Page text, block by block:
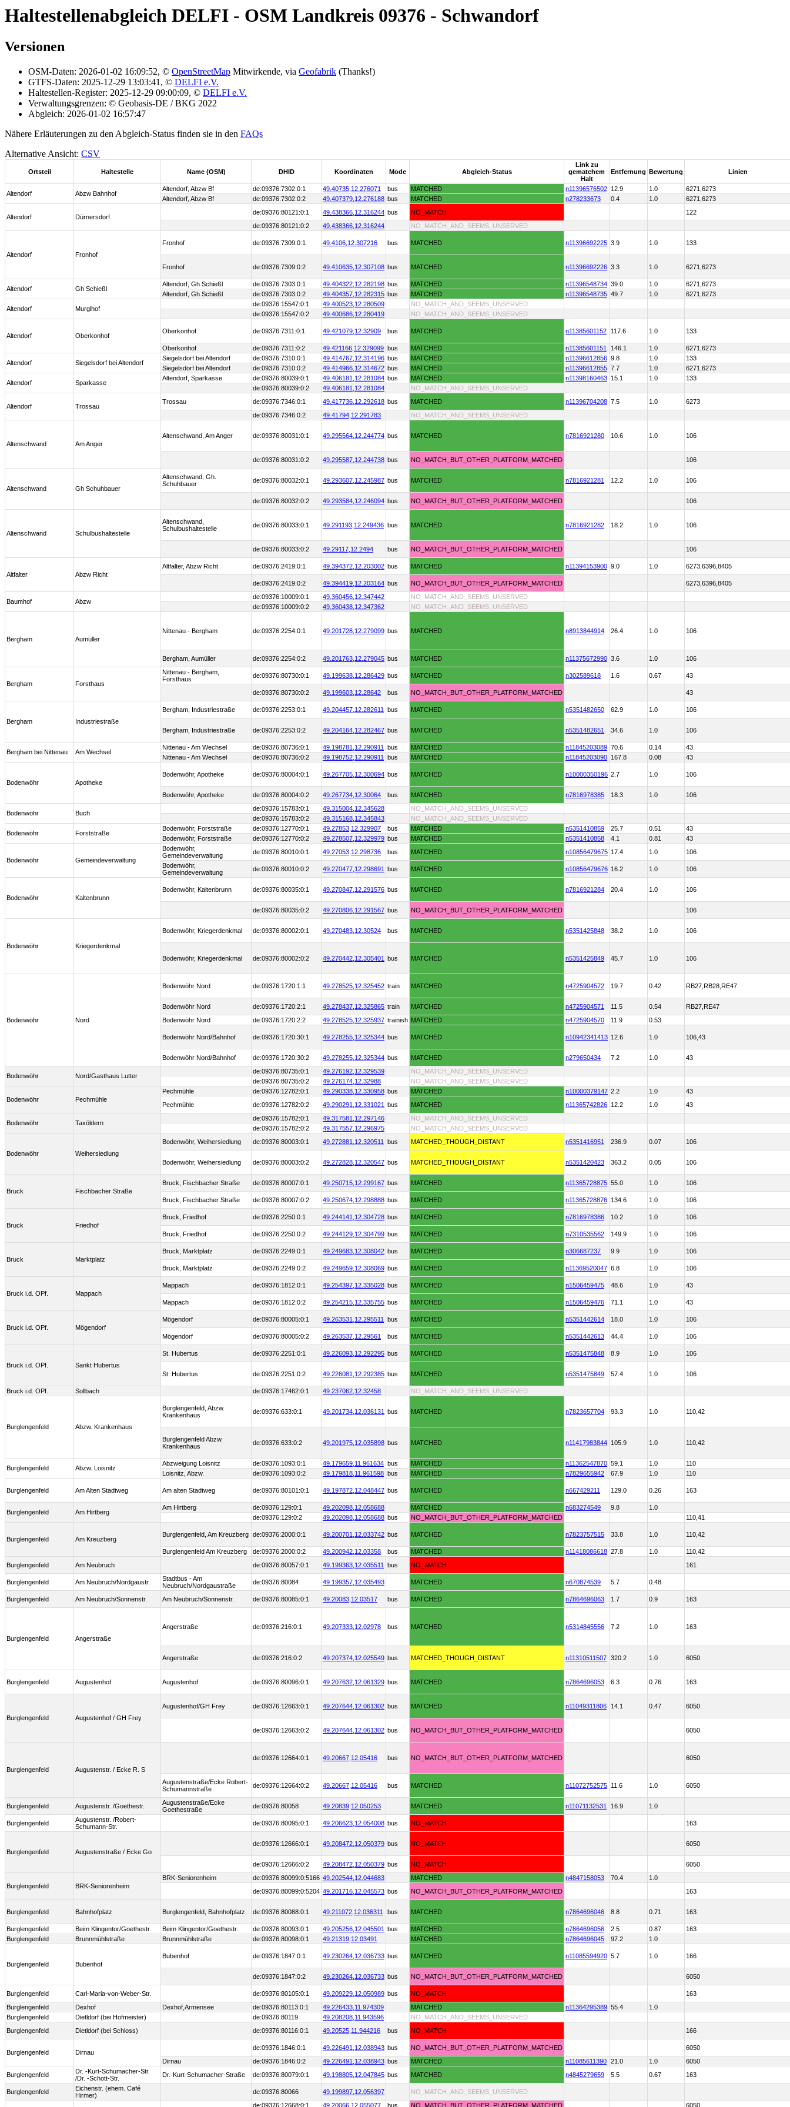
Haltestellenabgleich DELFI - OSM Landkreis 09376 - Schwandorf
Versionen
OSM-Daten: 2026-01-02 16:09:52, © OpenStreetMap Mitwirkende, via Geofabrik (Thanks!)
GTFS-Daten: 2025-12-29 13:03:41, © DELFI e.V.
Haltestellen-Register: 2025-12-29 09:00:09, © DELFI e.V.
Verwaltungsgrenzen: © Geobasis-DE / BKG 2022
Abgleich: 2026-01-02 16:57:47
Nähere Erläuterungen zu den Abgleich-Status finden sie in den FAQs
Alternative Ansicht: CSV
Ortsteil Haltestelle Name (OSM) DHID Koordinaten Mode Abgleich-Status
Link zu
gematchem
Halt
Entfernung Bewertung Linien
Altendorf Abzw Bahnhof
Altendorf, Abzw Bf de:09376:7302:0:1 49.40735, 12.276071 bus MATCHED n11396576502 12.9 1.0
6271,6273
Altendorf, Abzw Bf
de:09376:7302:0:2 49.407379, 12.276188 bus MATCHED n278233673 0.4 1.0 6271,6273
Altendorf Dürnersdorf
de:09376:80121:0:1 49.438366, 12.316244 bus NO_MATCH
122
de:09376:80121:0:2
49.438366, 12.316244 NO_MATCH_AND_SEEMS_UNSERVED
Altendorf Fronhof
Fronhof de:09376:7309:0:1 49.4106, 12.307216 bus MATCHED n11396692225 3.9 1.0 133
Fronhof de:09376:7309:0:2 49.410635, 12.307108 bus MATCHED n11396692226 3.3 1.0 6271,6273
Altendorf Gh Schießl
Altendorf, Gh Schießl de:09376:7303:0:1 49.404322, 12.282198 bus MATCHED n11396548734 39.0 1.0
6271,6273
Altendorf, Gh Schießl
de:09376:7303:0:2 49.404357, 12.282315 bus MATCHED n11396548735 49.7 1.0 6271,6273
Altendorf Murglhof
de:09376:15547:0:1 49.400523, 12.280509
NO_MATCH_AND_SEEMS_UNSERVED
de:09376:15547:0:2
49.400686, 12.280419 NO_MATCH_AND_SEEMS_UNSERVED
Altendorf Oberkonhof
Oberkonhof de:09376:7311:0:1 49.421079, 12.32909 bus MATCHED n11385601152 117.6 1.0 133
Oberkonhof de:09376:7311:0:2 49.421166, 12.329099 bus MATCHED n11385601151 146.1 1.0 6271,6273
Altendorf Siegelsdorf bei Altendorf
Siegelsdorf bei Altendorf de:09376:7310:0:1 49.414767, 12.314196 bus MATCHED n11396612856 9.8 1.0
133
Siegelsdorf bei Altendorf
de:09376:7310:0:2 49.414966, 12.314672 bus MATCHED n11396612855 7.7 1.0 6271,6273
Altendorf Sparkasse
Altendorf, Sparkasse de:09376:80039:0:1 49.406181, 12.281084 bus MATCHED n11398160463 15.1 1.0
133
de:09376:80039:0:2
49.406181, 12.281084 NO_MATCH_AND_SEEMS_UNSERVED
Altendorf Trossau
Trossau de:09376:7346:0:1 49.417736, 12.292618 bus MATCHED n11396704208 7.5 1.0
6273
de:09376:7346:0:2
49.41794, 12.291783 NO_MATCH_AND_SEEMS_UNSERVED
Altenschwand Am Anger
Altenschwand, Am Anger de:09376:80031:0:1 49.295564, 12.244774 bus MATCHED n7816921280 10.6 1.0 106
de:09376:80031:0:2 49.295587, 12.244738 bus NO_MATCH_BUT_OTHER_PLATFORM_MATCHED 106
Altenschwand Gh Schuhbauer
Altenschwand, Gh.
Schuhbauer
de:09376:80032:0:1 49.293607, 12.245987 bus MATCHED n7816921281 12.2 1.0 106
de:09376:80032:0:2 49.293584, 12.246094 bus NO_MATCH_BUT_OTHER_PLATFORM_MATCHED 106
Altenschwand Schulbushaltestelle
Altenschwand,
Schulbushaltestelle
de:09376:80033:0:1 49.291193, 12.249436 bus MATCHED n7816921282 18.2 1.0 106
de:09376:80033:0:2 49.29117, 12.2494 bus NO_MATCH_BUT_OTHER_PLATFORM_MATCHED 106
Altfalter Abzw Richt
Altfalter, Abzw Richt de:09376:2419:0:1 49.394372, 12.203002 bus MATCHED n11394153900 9.0 1.0 6273,6396,8405
de:09376:2419:0:2 49.394419, 12.203164 bus NO_MATCH_BUT_OTHER_PLATFORM_MATCHED 6273,6396,8405
Baumhof Abzw
de:09376:10009:0:1 49.360456, 12.347442
NO_MATCH_AND_SEEMS_UNSERVED
de:09376:10009:0:2
49.360438, 12.347362 NO_MATCH_AND_SEEMS_UNSERVED
Bergham Aumüller
Nittenau - Bergham de:09376:2254:0:1 49.201728, 12.279099 bus MATCHED n8913844914 26.4 1.0 106
Bergham, Aumüller de:09376:2254:0:2 49.201763, 12.279045 bus MATCHED n11375672990 3.6 1.0 106
Bergham Forsthaus
Nittenau - Bergham,
Forsthaus
de:09376:80730:0:1 49.199638, 12.286429 bus MATCHED n302589618 1.6 0.67 43
de:09376:80730:0:2 49.199603, 12.28642 bus NO_MATCH_BUT_OTHER_PLATFORM_MATCHED 43
Bergham Industriestraße
Bergham, Industriestraße de:09376:2253:0:1 49.204457, 12.282611 bus MATCHED n5351482650 62.9 1.0 106
Bergham, Industriestraße de:09376:2253:0:2 49.204164, 12.282467 bus MATCHED n5351482651 34.6 1.0 106
Bergham bei Nittenau Am Wechsel
Nittenau - Am Wechsel de:09376:80736:0:1 49.198781, 12.290911 bus MATCHED n11845203089 70.6 0.14
43
Nittenau - Am Wechsel
de:09376:80736:0:2 49.198752, 12.290911 bus MATCHED n11845203090 167.8 0.08 43
Bodenwöhr Apotheke
Bodenwöhr, Apotheke de:09376:80004:0:1 49.267705, 12.300694 bus MATCHED n10000350196 2.7 1.0 106
Bodenwöhr, Apotheke de:09376:80004:0:2 49.267734, 12.30064 bus MATCHED n7816978385 18.3 1.0 106
Bodenwöhr Buch
de:09376:15783:0:1 49.315004, 12.345628
NO_MATCH_AND_SEEMS_UNSERVED
de:09376:15783:0:2
49.315168, 12.345843 NO_MATCH_AND_SEEMS_UNSERVED
Bodenwöhr Forststraße
Bodenwöhr, Forststraße de:09376:12770:0:1 49.27853, 12.329907 bus MATCHED n5351410859 25.7 0.51
43
Bodenwöhr, Forststraße
de:09376:12770:0:2 49.278507, 12.329979 bus MATCHED n5351410858 4.1 0.81 43
Bodenwöhr Gemeindeverwaltung
Bodenwöhr,
Gemeindeverwaltung
de:09376:80010:0:1 49.27053, 12.298736 bus MATCHED n10856479675 17.4 1.0
106
Bodenwöhr,
Gemeindeverwaltung
de:09376:80010:0:2 49.270477, 12.298691 bus MATCHED n10856479676 16.2 1.0 106
Bodenwöhr Kaltenbrunn
Bodenwöhr, Kaltenbrunn de:09376:80035:0:1 49.270847, 12.291576 bus MATCHED n7816921284 20.4 1.0 106
de:09376:80035:0:2 49.270806, 12.291567 bus NO_MATCH_BUT_OTHER_PLATFORM_MATCHED 106
Bodenwöhr Kriegerdenkmal
Bodenwöhr, Kriegerdenkmal de:09376:80002:0:1 49.270483, 12.30524 bus MATCHED n5351425848 38.2 1.0 106
Bodenwöhr, Kriegerdenkmal de:09376:80002:0:2 49.270442, 12.305401 bus MATCHED n5351425849 45.7 1.0 106
Bodenwöhr Nord
Bodenwöhr Nord de:09376:1720:1:1 49.278525, 12.325452 train MATCHED n4725904572 19.7 0.42 RB27,RB28,RE47
Bodenwöhr Nord de:09376:1720:2:1 49.278437, 12.325865 train MATCHED n4725904571 11.5 0.54
RB27,RE47
Bodenwöhr Nord
de:09376:1720:2:2 49.278525, 12.325937 trainish MATCHED n4725904570 11.9 0.53
Bodenwöhr Nord/Bahnhof de:09376:1720:30:1 49.278255, 12.325344 bus MATCHED n10942341413 12.6 1.0 106,43
Bodenwöhr Nord/Bahnhof de:09376:1720:30:2 49.278255, 12.325344 bus MATCHED n279650434 7.2 1.0 43
Bodenwöhr Nord/Gasthaus Lutter
de:09376:80735:0:1 49.276192, 12.329539
NO_MATCH_AND_SEEMS_UNSERVED
de:09376:80735:0:2
49.276174, 12.32988 NO_MATCH_AND_SEEMS_UNSERVED
Bodenwöhr Pechmühle
Pechmühle de:09376:12782:0:1 49.290338, 12.330958 bus MATCHED n10000379147 2.2 1.0
43
Pechmühle
de:09376:12782:0:2 49.290291, 12.331021 bus MATCHED n11365742826 12.2 1.0 43
Bodenwöhr Taxöldern
de:09376:15782:0:1 49.317581, 12.297146
NO_MATCH_AND_SEEMS_UNSERVED
de:09376:15782:0:2
49.317557, 12.296975 NO_MATCH_AND_SEEMS_UNSERVED
Bodenwöhr Weihersiedlung
Bodenwöhr, Weihersiedlung de:09376:80003:0:1 49.272881, 12.320511 bus MATCHED_THOUGH_DISTANT n5351416951 236.9 0.07 106
Bodenwöhr, Weihersiedlung de:09376:80003:0:2 49.272828, 12.320547 bus MATCHED_THOUGH_DISTANT n5351420423 363.2 0.05 106
Bruck Fischbacher Straße
Bruck, Fischbacher Straße de:09376:80007:0:1 49.250715, 12.299167 bus MATCHED n11365728875 55.0 1.0 106
Bruck, Fischbacher Straße de:09376:80007:0:2 49.250674, 12.298888 bus MATCHED n11365728876 134.6 1.0 106
Bruck Friedhof
Bruck, Friedhof de:09376:2250:0:1 49.244141, 12.304728 bus MATCHED n7816978386 10.2 1.0 106
Bruck, Friedhof de:09376:2250:0:2 49.244129, 12.304799 bus MATCHED n7310535562 149.9 1.0 106
Bruck Marktplatz
Bruck, Marktplatz de:09376:2249:0:1 49.249683, 12.308042 bus MATCHED n306687237 9.9 1.0 106
Bruck, Marktplatz de:09376:2249:0:2 49.249659, 12.308069 bus MATCHED n11369520047 6.8 1.0 106
Bruck i.d. OPf. Mappach
Mappach de:09376:1812:0:1 49.254397, 12.335028 bus MATCHED n1506459475 48.6 1.0 43
Mappach de:09376:1812:0:2 49.254215, 12.335755 bus MATCHED n1506459476 71.1 1.0 43
Bruck i.d. OPf. Mögendorf
Mögendorf de:09376:80005:0:1 49.263531, 12.295511 bus MATCHED n5351442614 18.0 1.0 106
Mögendorf de:09376:80005:0:2 49.263537, 12.29561 bus MATCHED n5351442613 44.4 1.0 106
Bruck i.d. OPf. Sankt Hubertus
St. Hubertus de:09376:2251:0:1 49.226093, 12.292295 bus MATCHED n5351475848 8.9 1.0 106
St. Hubertus de:09376:2251:0:2 49.226081, 12.292385 bus MATCHED n5351475849 57.4 1.0 106
Bruck i.d. OPf. Sollbach de:09376:17462:0:1 49.237062, 12.32458 NO_MATCH_AND_SEEMS_UNSERVED
Burglengenfeld Abzw. Krankenhaus
Burglengenfeld, Abzw.
Krankenhaus
de:09376:633:0:1 49.201734, 12.036131 bus MATCHED n7823657704 93.3 1.0 110,42
Burglengenfeld Abzw.
Krankenhaus
de:09376:633:0:2 49.201975, 12.035898 bus MATCHED n11417983844 105.9 1.0 110,42
Burglengenfeld Abzw. Loisnitz
Abzweigung Loisnitz de:09376:1093:0:1 49.179659, 11.961634 bus MATCHED n11362547870 59.1 1.0
110
Loisnitz, Abzw.
de:09376:1093:0:2 49.179818, 11.961598 bus MATCHED n7829655942 67.9 1.0 110
Burglengenfeld Am Alten Stadtweg Am alten Stadtweg de:09376:80101:0:1 49.197872, 12.048447 bus MATCHED n667429211 129.0 0.26 163
Burglengenfeld Am Hirtberg
Am Hirtberg de:09376:129:0:1 49.202098, 12.058688 MATCHED n683274549 9.8
1.0
de:09376:129:0:2
49.202098, 12.058688 bus NO_MATCH_BUT_OTHER_PLATFORM_MATCHED 110,41
Burglengenfeld Am Kreuzberg
Burglengenfeld, Am Kreuzberg de:09376:2000:0:1 49.200701, 12.033742 bus MATCHED n7823757515 33.8 1.0 110,42
Burglengenfeld Am Kreuzberg de:09376:2000:0:2 49.200942, 12.03358 bus MATCHED n11418086618 27.8 1.0
110,42
Burglengenfeld
Am Neubruch de:09376:80057:0:1 49.199363, 12.035511 bus NO_MATCH 161
Burglengenfeld Am Neubruch/Nordgaustr.
Stadtbus - Am
Neubruch/Nordgaustraße
de:09376:80084 49.199357, 12.035493 MATCHED n670874539 5.7 0.48
Burglengenfeld Am Neubruch/Sonnenstr. Am Neubruch/Sonnenstr. de:09376:80085:0:1 49.20083, 12.03517 bus MATCHED n7864696063 1.7 0.9 163
Burglengenfeld Angerstraße
Angerstraße de:09376:216:0:1 49.207333, 12.02978 bus MATCHED n5314845556 7.2 1.0 163
Angerstraße de:09376:216:0:2 49.207374, 12.025549 bus MATCHED_THOUGH_DISTANT n11310511507 320.2 1.0 6050
Burglengenfeld Augustenhof Augustenhof de:09376:80096:0:1 49.207632, 12.061329 bus MATCHED n7864696053 6.3 0.76 163
Burglengenfeld Augustenhof / GH Frey
Augustenhof/GH Frey de:09376:12663:0:1 49.207644, 12.061302 bus MATCHED n11049311806 14.1 0.47 6050
de:09376:12663:0:2 49.207644, 12.061302 bus NO_MATCH_BUT_OTHER_PLATFORM_MATCHED 6050
Burglengenfeld Augustenstr. / Ecke R. S
de:09376:12664:0:1 49.20667, 12.05416 bus NO_MATCH_BUT_OTHER_PLATFORM_MATCHED 6050
Augustenstraße/Ecke Robert-
Schumannstraße
de:09376:12664:0:2 49.20667, 12.05416 bus MATCHED n11072752575 11.6 1.0 6050
Burglengenfeld Augustenstr. /Goethestr.
Augustenstraße/Ecke
Goethestraße
de:09376:80058 49.20839, 12.050253 MATCHED n11071132531 16.9 1.0
Burglengenfeld
Augustenstr. /Robert-
Schumann-Str.
de:09376:80095:0:1 49.206623, 12.054008 bus NO_MATCH 163
Burglengenfeld Augustenstraße / Ecke Go
de:09376:12666:0:1 49.208472, 12.050379 bus NO_MATCH 6050
de:09376:12666:0:2 49.208472, 12.050379 bus NO_MATCH 6050
Burglengenfeld BRK-Seniorenheim
BRK-Seniorenheim de:09376:80099:0:5166 49.202544, 12.044683 MATCHED n4847158053 70.4
1.0
de:09376:80099:0:5204 49.201716, 12.045573 bus NO_MATCH_BUT_OTHER_PLATFORM_MATCHED 163
Burglengenfeld Bahnhofplatz Burglengenfeld, Bahnhofplatz de:09376:80088:0:1 49.211072, 12.036311 bus MATCHED n7864696046 8.8 0.71 163
Burglengenfeld Beim Klingentor/Goethestr. Beim Klingentor/Goethestr. de:09376:80093:0:1 49.205256, 12.045501 bus MATCHED n7864696056 2.5 0.87
163
Burglengenfeld
Brunnmühlstraße Brunnmühlstraße de:09376:80098:0:1 49.21319, 12.03491 MATCHED n7864696045 97.2 1.0
Burglengenfeld Bubenhof
Bubenhof de:09376:1847:0:1 49.230264, 12.036733 bus MATCHED n11085594920 5.7 1.0 166
de:09376:1847:0:2 49.230264, 12.036733 bus NO_MATCH_BUT_OTHER_PLATFORM_MATCHED 6050
Burglengenfeld Carl-Maria-von-Weber-Str. de:09376:80105:0:1 49.209229, 12.050989 bus NO_MATCH
163
Burglengenfeld
Dexhof Dexhof,Armensee de:09376:80113:0:1 49.226433, 11.974309 MATCHED n11364295389 55.4
1.0
Burglengenfeld
Dietldorf (bei Hofmeister) de:09376:80119 49.208208, 11.943596
NO_MATCH_AND_SEEMS_UNSERVED
Burglengenfeld
Dietldorf (bei Schloss) de:09376:80116:0:1 49.20525, 11.944216 bus NO_MATCH 166
Burglengenfeld Dirnau
de:09376:1846:0:1 49.226491, 12.038943 bus NO_MATCH_BUT_OTHER_PLATFORM_MATCHED
6050
Dirnau
de:09376:1846:0:2 49.226491, 12.038943 bus MATCHED n11085611390 21.0 1.0
6050
Burglengenfeld
Dr. -Kurt-Schumacher-Str.
/Dr. -Schott-Str.
Dr.-Kurt-Schumacher-Straße de:09376:80079:0:1 49.198805, 12.047845 bus MATCHED n4845279659 5.5 0.67 163
Burglengenfeld
Eichenstr. (ehem. Café
Hirmer)
de:09376:80066 49.199897, 12.056397
NO_MATCH_AND_SEEMS_UNSERVED
de:09376:12668:0:1
49.20066, 12.055077 bus NO_MATCH_BUT_OTHER_PLATFORM_MATCHED 6050